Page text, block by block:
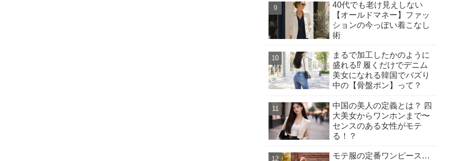
40代でも老け見えしない
【オールドマネー】ファッ
ションの今っぽい着こなし
術
まるで加工したかのように
盛れる⁉︎ 履くだけでデニム
美女になれる韓国でバズり
中の【骨盤ポン】って？
中国の美人の定義とは？ 四
大美女からワンホンまで〜
センスのある女性がモテ
る！？
モテ服の定番ワンピース…